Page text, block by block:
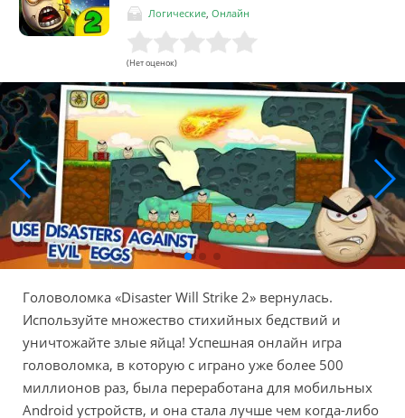
Логические Онлайн
(Нет оценок)
Головоломка «Disaster Will Strike 2» вернулась.
Используйте множество стихийных бедствий и
уничтожайте злые яйца! Успешная онлайн игра
головоломка, в которую с играно уже более 500
миллионов раз, была переработана для мобильных
Android устройств, и она стала лучше чем когда-либо